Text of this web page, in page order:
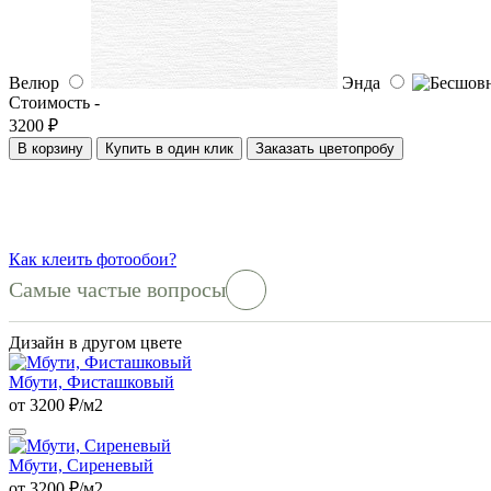
Велюр
Энда
Стоимость -
3200 ₽
В корзину Купить в один клик Заказать цветопробу
Как клеить фотообои?
Самые частые вопросы
Дизайн в другом цвете
Мбути, Фисташковый
от 3200 ₽/м2
Мбути, Сиреневый